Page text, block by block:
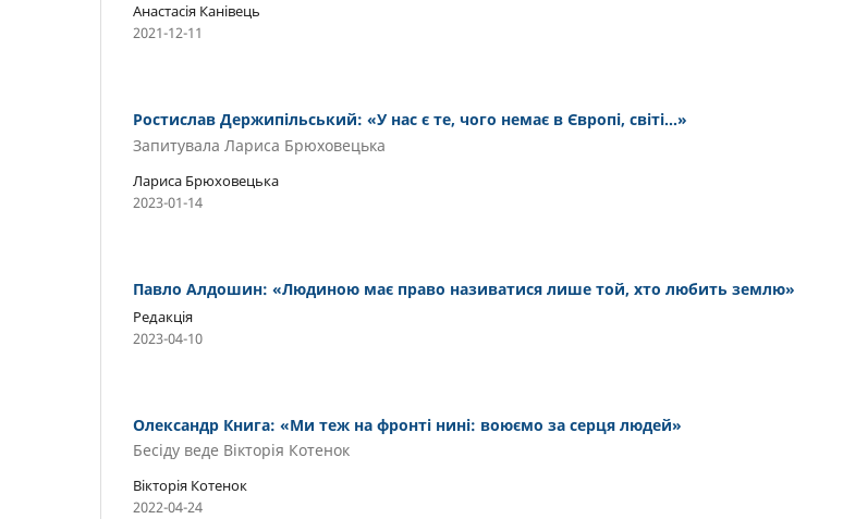
Анастасія Канівець
2021-12-11
Ростислав Держипільський: «У нас є те, чого немає в Європі, світі…»
Запитувала Лариса Брюховецька
Лариса Брюховецька
2023-01-14
Павло Алдошин: «Людиною має право називатися лише той, хто любить землю»
Редакція
2023-04-10
Олександр Книга: «Ми теж на фронті нині: воюємо за серця людей»
Бесіду веде Вікторія Котенок
Вікторія Котенок
2022-04-24